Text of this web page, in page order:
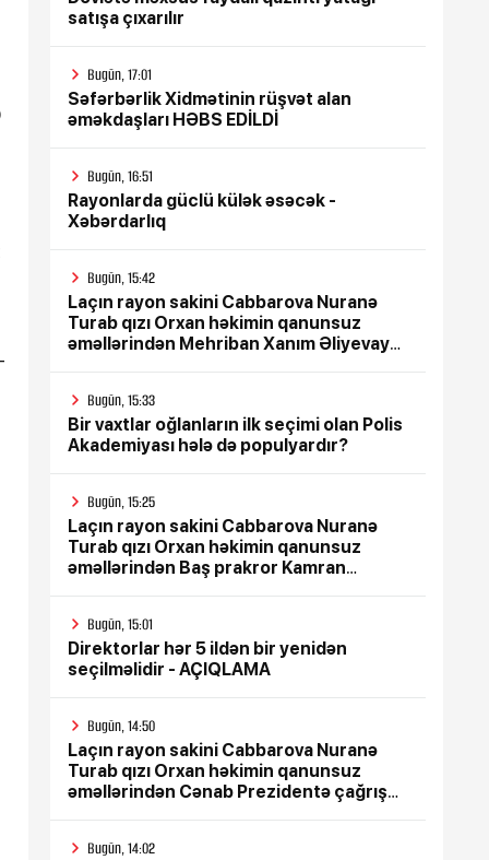
satışa çıxarılır
Bugün, 17:01
Səfərbərlik Xidmətinin rüşvət alan
əməkdaşları HƏBS EDİLDİ
Bugün, 16:51
Rayonlarda güclü külək əsəcək -
Xəbərdarlıq
Bugün, 15:42
Laçın rayon sakini Cabbarova Nuranə
Turab qızı Orxan həkimin qanunsuz
əməllərindən Mehriban Xanım Əliyevaya
Bugün, 15:33
Bir vaxtlar oğlanların ilk seçimi olan Polis
Akademiyası hələ də populyardır?
Bugün, 15:25
Laçın rayon sakini Cabbarova Nuranə
Turab qızı Orxan həkimin qanunsuz
əməllərindən Baş prakror Kamran
Bugün, 15:01
Direktorlar hər 5 ildən bir yenidən
seçilməlidir - AÇIQLAMA
Bugün, 14:50
Laçın rayon sakini Cabbarova Nuranə
Turab qızı Orxan həkimin qanunsuz
əməllərindən Cənab Prezidentə çağrış
Bugün, 14:02